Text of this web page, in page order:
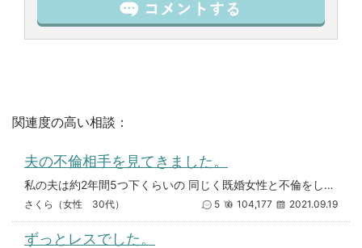
関連度の高い相談：
夫の不倫相手を見てきました。
私の夫は約2年間5つ下くらいの 同じく既婚女性と不倫をしています。 夫は私が気づいていることに 気づいていません。 最
さくら（女性 30代） 5 104,177 2021.09.19
ずっとレスでした。